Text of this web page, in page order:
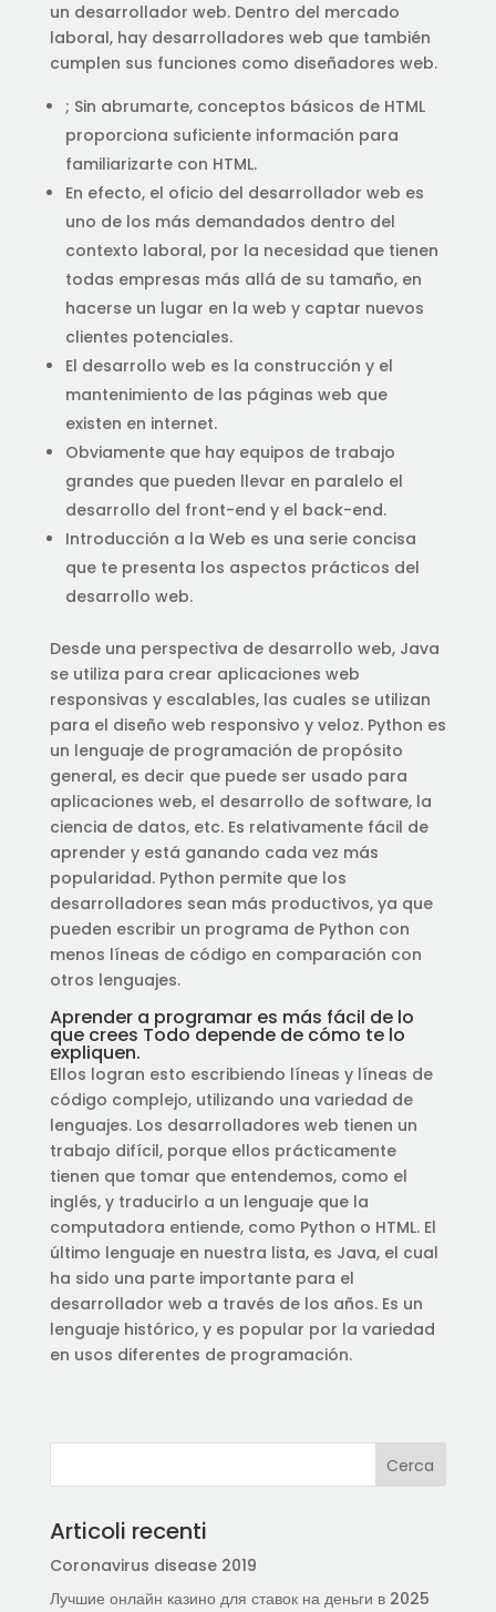
un desarrollador web. Dentro del mercado
laboral, hay desarrolladores web que también
cumplen sus funciones como diseñadores web.
; Sin abrumarte, conceptos básicos de HTML
proporciona suficiente información para
familiarizarte con HTML.
En efecto, el oficio del desarrollador web es
uno de los más demandados dentro del
contexto laboral, por la necesidad que tienen
todas empresas más allá de su tamaño, en
hacerse un lugar en la web y captar nuevos
clientes potenciales.
El desarrollo web es la construcción y el
mantenimiento de las páginas web que
existen en internet.
Obviamente que hay equipos de trabajo
grandes que pueden llevar en paralelo el
desarrollo del front-end y el back-end.
Introducción a la Web es una serie concisa
que te presenta los aspectos prácticos del
desarrollo web.
Desde una perspectiva de desarrollo web, Java
se utiliza para crear aplicaciones web
responsivas y escalables, las cuales se utilizan
para el diseño web responsivo y veloz. Python es
un lenguaje de programación de propósito
general, es decir que puede ser usado para
aplicaciones web, el desarrollo de software, la
ciencia de datos, etc. Es relativamente fácil de
aprender y está ganando cada vez más
popularidad. Python permite que los
desarrolladores sean más productivos, ya que
pueden escribir un programa de Python con
menos líneas de código en comparación con
otros lenguajes.
Aprender a programar es más fácil de lo
que crees Todo depende de cómo te lo
expliquen.
Ellos logran esto escribiendo líneas y líneas de
código complejo, utilizando una variedad de
lenguajes. Los desarrolladores web tienen un
trabajo difícil, porque ellos prácticamente
tienen que tomar que entendemos, como el
inglés, y traducirlo a un lenguaje que la
computadora entiende, como Python o HTML. El
último lenguaje en nuestra lista, es Java, el cual
ha sido una parte importante para el
desarrollador web a través de los años. Es un
lenguaje histórico, y es popular por la variedad
en usos diferentes de programación.
Articoli recenti
Coronavirus disease 2019
Лучшие онлайн казино для ставок на деньги в 2025